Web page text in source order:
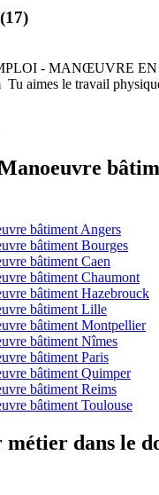
- MANŒUVRE EN
Tu aimes le travail
bâtiment Angers
bâtiment Bourges
bâtiment Caen
bâtiment Chaumont
bâtiment Hazebrouck
bâtiment Lille
bâtiment Montpellier
bâtiment Nîmes
bâtiment Paris
bâtiment Quimper
bâtiment Reims
bâtiment Toulouse
dans le